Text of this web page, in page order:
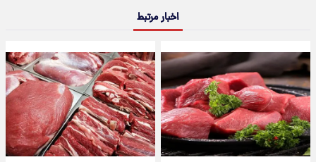
اخبار مرتبط